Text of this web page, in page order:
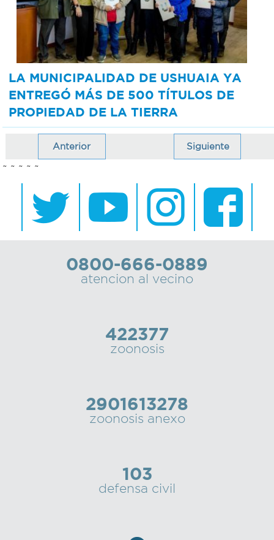
LA MUNICIPALIDAD DE USHUAIA YA
ENTREGÓ MÁS DE 500 TÍTULOS DE
PROPIEDAD DE LA TIERRA
Anterior Siguiente
~ ~ ~ ~ ~
0800-666-0889
atencion al vecino
422377
zoonosis
2901613278
zoonosis anexo
103
defensa civil